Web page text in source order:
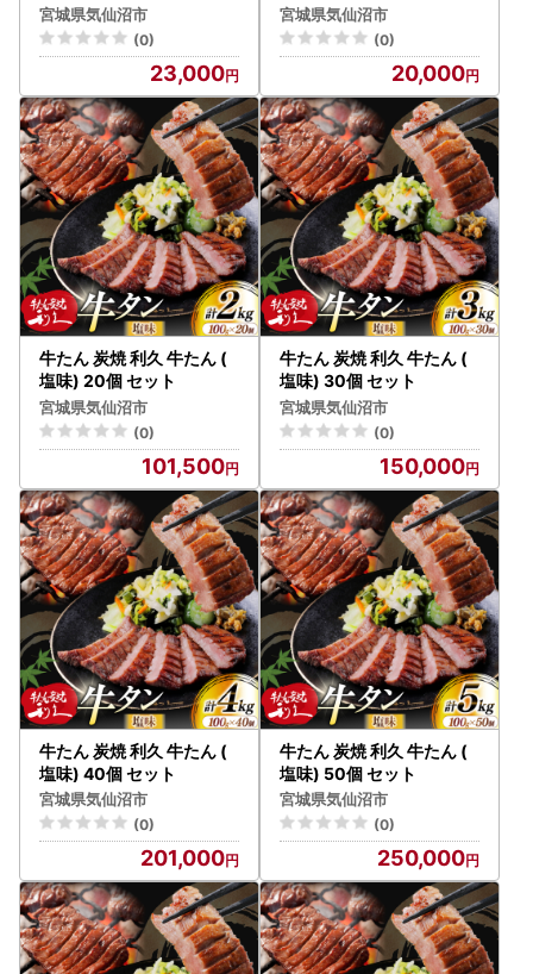
宮城県気仙沼市
(0)
23,000
宮城県気仙沼市
(0)
20,000
牛たん 炭焼 利久 牛たん (
塩味) 20個 セット
宮城県気仙沼市
(0)
101,500
牛たん 炭焼 利久 牛たん (
塩味) 30個 セット
宮城県気仙沼市
(0)
150,000
牛たん 炭焼 利久 牛たん (
塩味) 40個 セット
宮城県気仙沼市
(0)
201,000
牛たん 炭焼 利久 牛たん (
塩味) 50個 セット
宮城県気仙沼市
(0)
250,000